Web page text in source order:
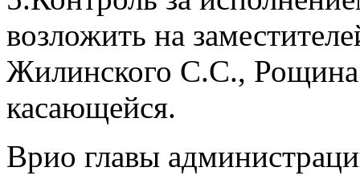
возложить на
Жилинского С.С.,
касающейся.
Врио главы